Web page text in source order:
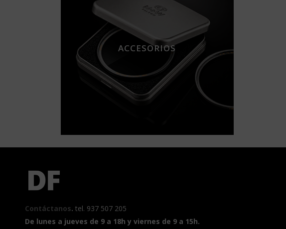
ACCESORIOS
Contáctanos. tel. 937 507 205
De lunes a jueves de 9 a 18h y viernes de 9 a 15h.